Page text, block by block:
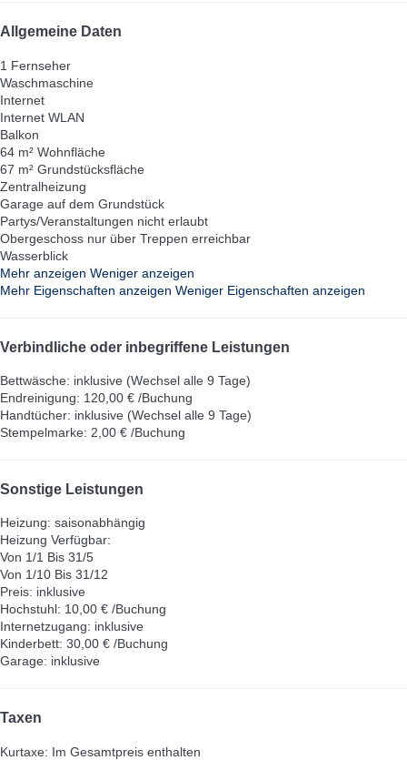
Allgemeine Daten
1 Fernseher
Waschmaschine
Internet
Internet WLAN
Balkon
64 m² Wohnfläche
67 m² Grundstücksfläche
Zentralheizung
Garage auf dem Grundstück
Partys/Veranstaltungen nicht erlaubt
Obergeschoss nur über Treppen erreichbar
Wasserblick
Mehr anzeigen Weniger anzeigen
Mehr Eigenschaften anzeigen Weniger Eigenschaften anzeigen
Verbindliche oder inbegriffene Leistungen
Bettwäsche: inklusive (Wechsel alle 9 Tage)
Endreinigung: 120,00 € /Buchung
Handtücher: inklusive (Wechsel alle 9 Tage)
Stempelmarke: 2,00 € /Buchung
Sonstige Leistungen
Heizung: saisonabhängig
Heizung Verfügbar:
Von 1/1 Bis 31/5
Von 1/10 Bis 31/12
Preis: inklusive
Hochstuhl: 10,00 € /Buchung
Internetzugang: inklusive
Kinderbett: 30,00 € /Buchung
Garage: inklusive
Taxen
Kurtaxe: Im Gesamtpreis enthalten